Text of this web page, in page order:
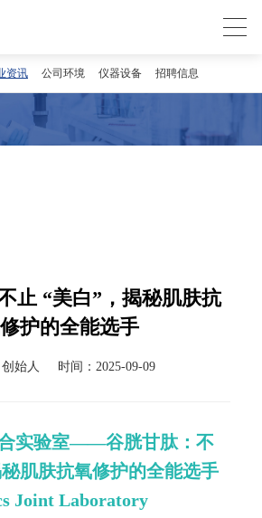
资讯 公司环境 仪器设备 招聘信息
止 “美白”，揭秘肌肤抗
护的全能选手
始人 时间：2025-09-09
实验室——谷胱甘肽：不
肌肤抗氧修护的全能选手
Joint Laboratory